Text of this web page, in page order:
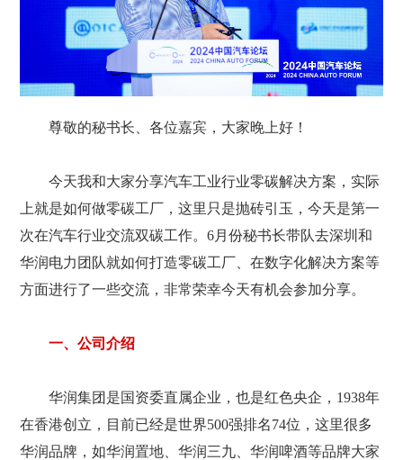
尊敬的秘书长、各位嘉宾，大家晚上好！
今天我和大家分享汽车工业行业零碳解决方案，实际
上就是如何做零碳工厂，这里只是抛砖引玉，今天是第一
次在汽车行业交流双碳工作。6月份秘书长带队去深圳和
华润电力团队就如何打造零碳工厂、在数字化解决方案等
方面进行了一些交流，非常荣幸今天有机会参加分享。
一、公司介绍
华润集团是国资委直属企业，也是红色央企，1938年
在香港创立，目前已经是世界500强排名74位，这里很多
华润品牌，如华润置地、华润三九、华润啤酒等品牌大家